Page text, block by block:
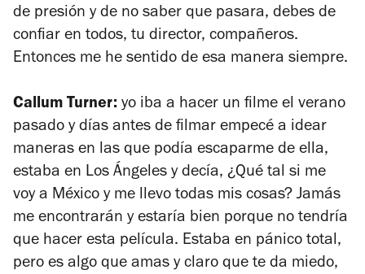
de presión y de no saber que pasara, debes de
confiar en todos, tu director, compañeros.
Entonces me he sentido de esa manera siempre.
Callum Turner: yo iba a hacer un filme el verano
pasado y días antes de filmar empecé a idear
maneras en las que podía escaparme de ella,
estaba en Los Ángeles y decía, ¿Qué tal si me
voy a México y me llevo todas mis cosas? Jamás
me encontrarán y estaría bien porque no tendría
que hacer esta película. Estaba en pánico total,
pero es algo que amas y claro que te da miedo,